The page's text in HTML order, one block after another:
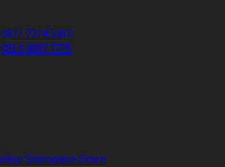
0877 2274 5432
0813 8087 7735